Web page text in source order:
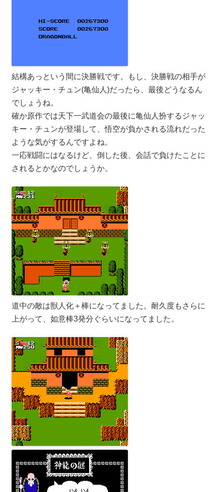
結構あっという間に決勝戦です。もし、決勝戦の相手が
ジャッキー・チュン(亀仙人)だったら、最後どうなるん
でしょうね。
確か原作では天下一武道会の最後に亀仙人扮するジャッ
キー・チュンが登場して、悟空が負かされる流れだった
ような気がするんですよね。
一応戦闘にはなるけど、倒した後、会話で負けたことに
されるとかなのでしょうか。
道中の敵は獣人化＋棒になってました。耐久度もさらに
上がって、如意棒3発分ぐらいになってました。